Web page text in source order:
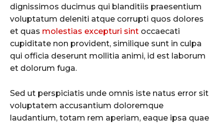
dignissimos ducimus qui blanditiis praesentium
voluptatum deleniti atque corrupti quos dolores
et quas molestias excepturi sint occaecati
cupiditate non provident, similique sunt in culpa
qui officia deserunt mollitia animi, id est laborum
et dolorum fuga.
Sed ut perspiciatis unde omnis iste natus error sit
voluptatem accusantium doloremque
laudantium, totam rem aperiam, eaque ipsa quae